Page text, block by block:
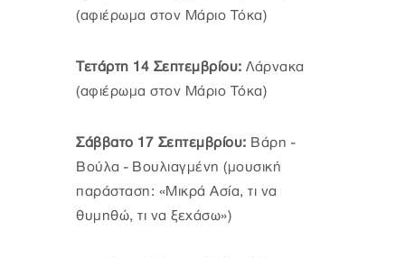
(αφιέρωμα στον Μάριο Τόκα)
Τετάρτη 14 Σεπτεμβρίου: Λάρνακα
(αφιέρωμα στον Μάριο Τόκα)
Σάββατο 17 Σεπτεμβρίου: Βάρη -
Βούλα - Βουλιαγμένη (μουσική
παράσταση: «Μικρά Ασία, τι να
θυμηθώ, τι να ξεχάσω»)